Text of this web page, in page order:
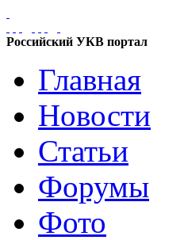
Российский УКВ портал
Главная
Новости
Статьи
Форумы
Фото